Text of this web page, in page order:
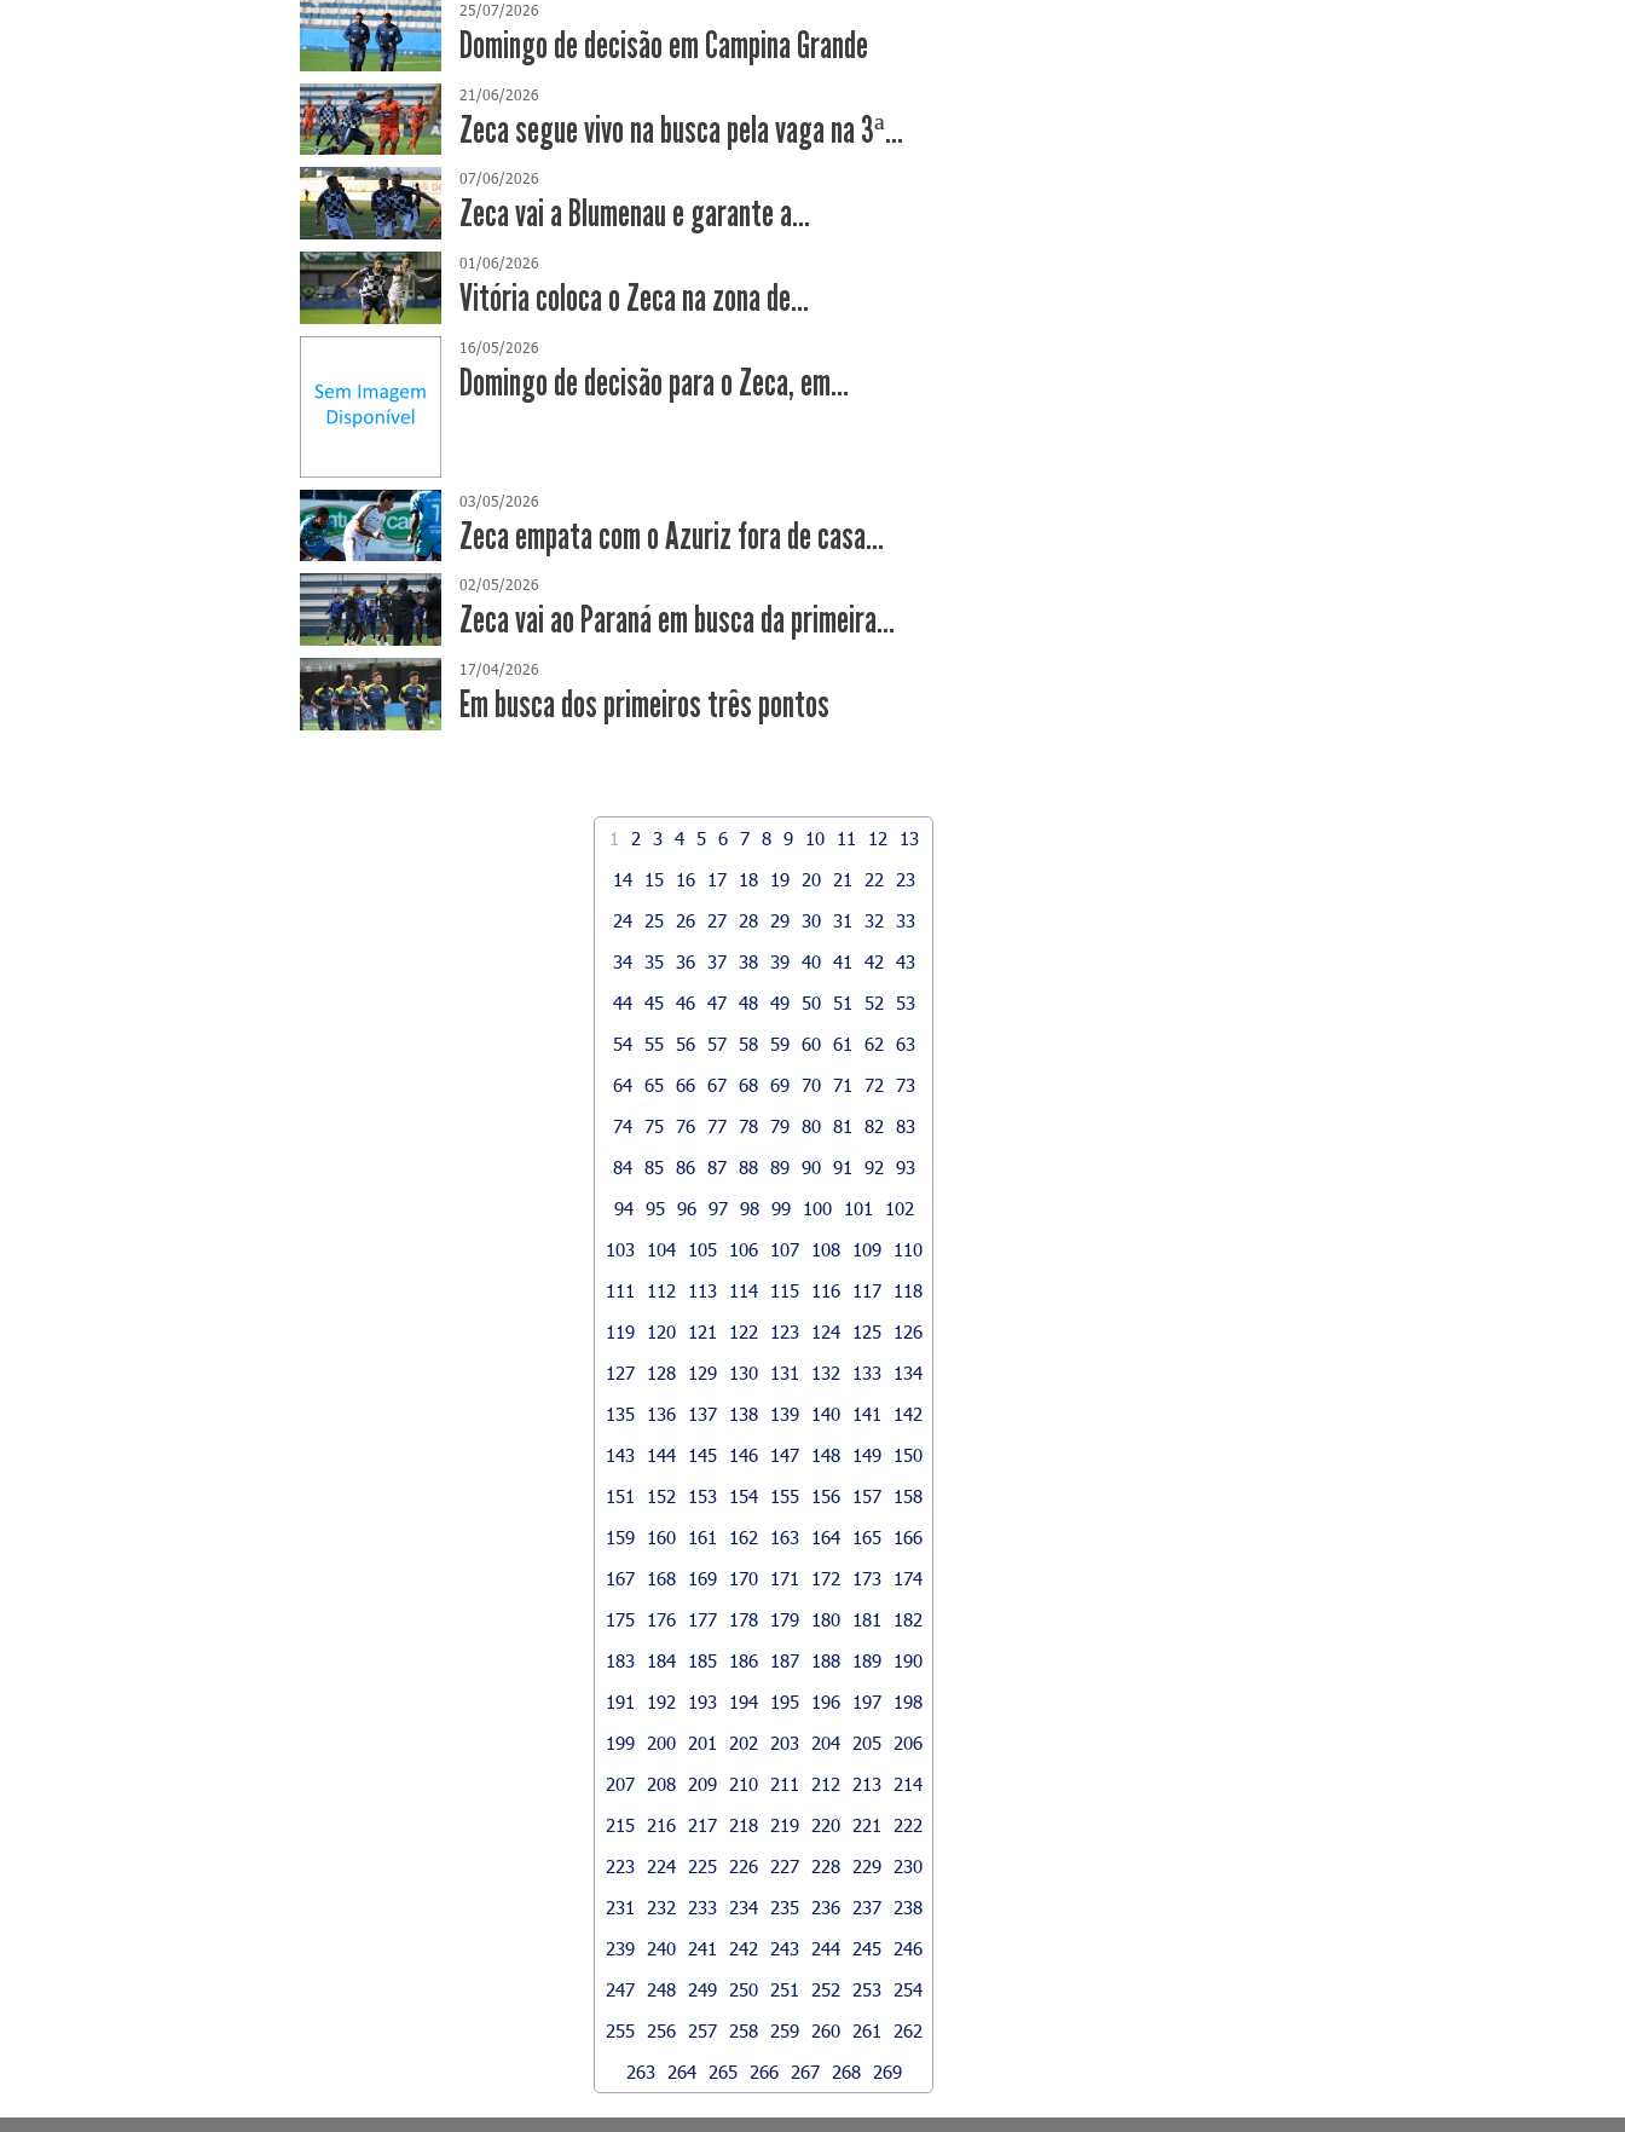
25/07/2026
Domingo de decisão em Campina Grande
21/06/2026
Zeca segue vivo na busca pela vaga na 3ª...
07/06/2026
Zeca vai a Blumenau e garante a...
01/06/2026
Vitória coloca o Zeca na zona de...
16/05/2026
Domingo de decisão para o Zeca, em...
03/05/2026
Zeca empata com o Azuriz fora de casa...
02/05/2026
Zeca vai ao Paraná em busca da primeira...
17/04/2026
​Em busca dos primeiros três pontos
1 2 3 4 5 6 7 8 9 10 11 12
13
14
15 16 17 18 19 20 21 22
23
24
25 26 27 28 29 30 31 32
33
34 35 36 37 38 39 40 41 42
43
44 45 46 47 48 49 50 51 52
53
54 55 56 57 58 59 60 61 62
63
64 65 66 67 68 69 70 71 72
73
74 75 76 77 78 79 80 81 82
83
84 85 86 87 88 89 90 91 92
93
94 95 96 97 98 99 100 101
102
103
104 105 106 107 108 109
110
111
112 113 114 115 116 117
118
119
120 121 122 123 124 125
126
127
128 129 130 131 132 133
134
135
136 137 138 139 140 141
142
143
144 145 146 147 148 149
150
151
152 153 154 155 156 157
158
159
160 161 162 163 164 165
166
167
168 169 170 171 172 173
174
175
176 177 178 179 180 181
182
183
184 185 186 187 188 189
190
191
192 193 194 195 196 197
198
199
200 201 202 203 204 205
206
207
208 209 210 211 212 213
214
215
216 217 218 219 220 221
222
223
224 225 226 227 228 229
230
231
232 233 234 235 236 237
238
239
240 241 242 243 244 245
246
247
248 249 250 251 252 253
254
255
256 257 258 259 260 261
262
263
264 265 266 267 268 269